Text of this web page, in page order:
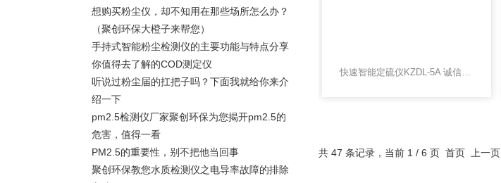
快速智能定硫仪KZDL-5A 诚信企业
共 47 条记录，当前 1 / 6 页 首页 上一页
想购买粉尘仪，却不知用在那些场所怎么办？
（聚创环保大橙子来帮您）
手持式智能粉尘检测仪的主要功能与特点分享
你值得去了解的COD测定仪
听说过粉尘届的扛把子吗？下面我就给你来介
绍一下
pm2.5检测仪厂家聚创环保为您揭开pm2.5的
危害，值得一看
PM2.5的重要性，别不把他当回事
聚创环保教您水质检测仪之电导率故障的排除